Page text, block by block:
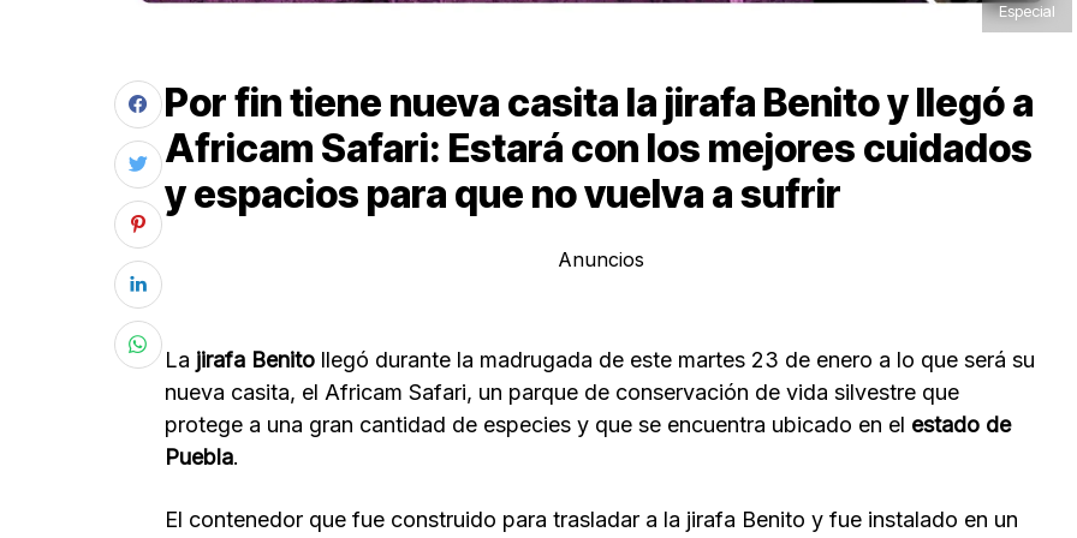
Especial
Por fin tiene nueva casita la jirafa Benito y llegó a
Africam Safari: Estará con los mejores cuidados
y espacios para que no vuelva a sufrir
Anuncios
La jirafa Benito llegó durante la madrugada de este martes 23 de enero a lo que será su
nueva casita, el Africam Safari, un parque de conservación de vida silvestre que
protege a una gran cantidad de especies y que se encuentra ubicado en el estado de
Puebla.
El contenedor que fue construido para trasladar a la jirafa Benito y fue instalado en un